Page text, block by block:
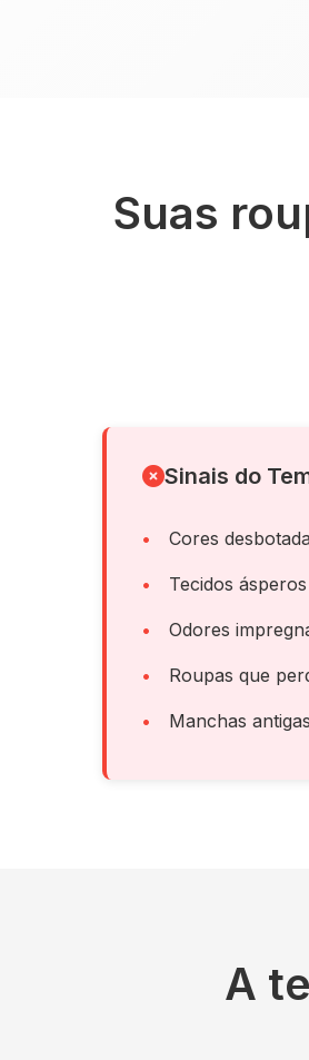
Suas
Sinais do
Cores
Tecidos
Odores
Roupas que
Manchas
A